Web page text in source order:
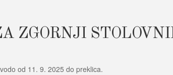
ZGORNJI
od 11. 9. 2025 do preklica.